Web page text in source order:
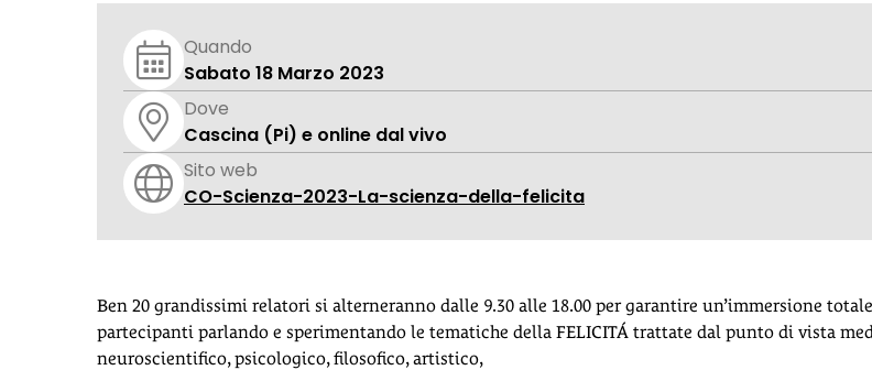
Quando
Sabato 18 Marzo 2023
Dove
Cascina (Pi) e online dal vivo
Sito web
CO-Scienza-2023-La-scienza-della-felicita
Ben 20 grandissimi relatori si alterneranno dalle 9.30 alle 18.00 per garantire un’immersione
partecipanti parlando e sperimentando le tematiche della FELICITÁ trattate dal punto di vista
neuroscientifico, psicologico, filosofico, artistico,